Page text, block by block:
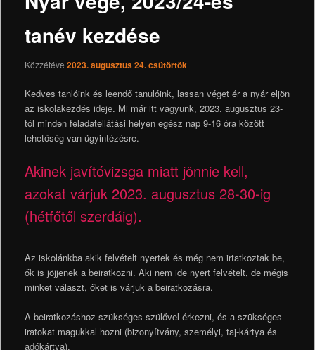
tanév kezdése
Közzétéve 2023. augusztus 24. csütörtök
Kedves tanlóink és leendő tanulóink, lassan véget ér a nyár eljön
az iskolakezdés ideje. Mi már itt vagyunk, 2023. augusztus 23-
tól minden feladatellátási helyen egész nap 9-16 óra között
lehetőség van ügyintézésre.
Akinek javítóvizsga miatt jönnie kell,
azokat várjuk 2023. augusztus 28-30-ig
(hétfőtől szerdáig).
Az iskolánkba akik felvételt nyertek és még nem irtatkoztak be,
ők is jöjjenek a beiratkozni. Aki nem ide nyert felvételt, de mégis
minket választ, őket is várjuk a beiratkozásra.
A beiratkozáshoz szükséges szülővel érkezni, és a szükséges
iratokat magukkal hozni (bizonyítvány, személyi, taj-kártya és
adókártya).